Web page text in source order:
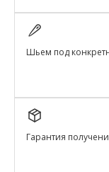
Шьем под
Гарантия